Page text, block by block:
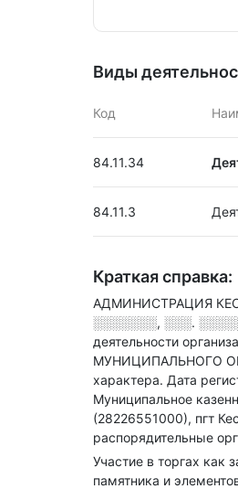
Виды
Код
84.11.34
84.11.3
Краткая справка:
АДМИНИСТРАЦИЯ
░░░░░░░, ░░░.
деятельности
МУНИЦИПАЛЬНОГО
характера. Дата
Муниципальное
(28226551000), пгт
распорядительные
Участие в торгах как
памятника и